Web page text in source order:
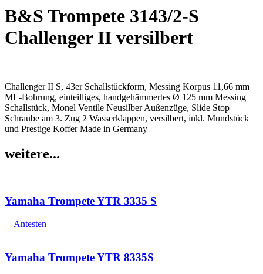
B&S Trompete 3143/2-S
Challenger II versilbert
Challenger II S, 43er Schallstückform, Messing Korpus 11,66 mm
ML-Bohrung, einteilliges, handgehämmertes Ø 125 mm Messing
Schallstück, Monel Ventile Neusilber Außenzüge, Slide Stop
Schraube am 3. Zug 2 Wasserklappen, versilbert, inkl. Mundstück
und Prestige Koffer Made in Germany
weitere...
Yamaha Trompete YTR 3335 S
Antesten
Yamaha Trompete YTR 8335S